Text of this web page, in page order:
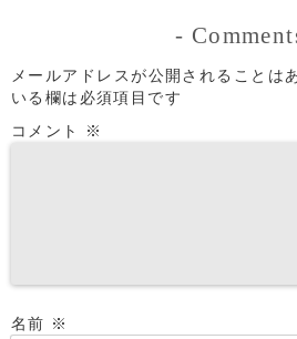
-
メールアドレスが公開されることは
いる欄は必須項目です
コメント
※
名前 ※